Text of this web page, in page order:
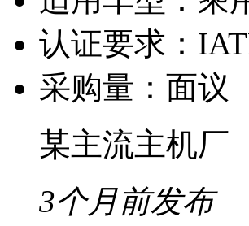
认证要求：
采购量： 面议
某主流主机厂
3个月前发布